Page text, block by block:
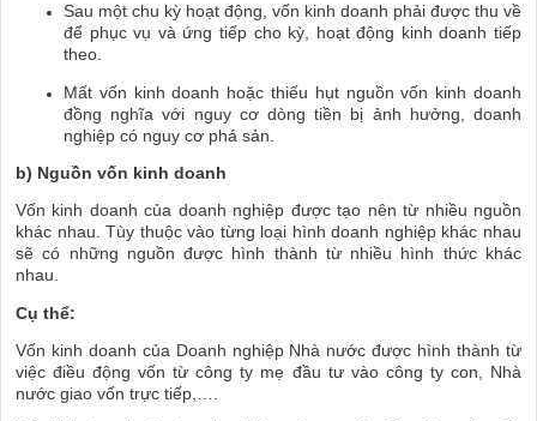
Sau một chu kỳ hoạt động, vốn kinh doanh phải được thu về
để phục vụ và ứng tiếp cho kỳ, hoạt động kinh doanh tiếp
theo.
Mất vốn kinh doanh hoặc thiếu hụt nguồn vốn kinh doanh
đồng nghĩa với nguy cơ dòng tiền bị ảnh hưởng, doanh
nghiệp có nguy cơ phá sản.
b) Nguồn vốn kinh doanh
Vốn kinh doanh của doanh nghiệp được tạo nên từ nhiều nguồn
khác nhau. Tùy thuộc vào từng loại hình doanh nghiệp khác nhau
sẽ có những nguồn được hình thành từ nhiều hình thức khác
nhau.
Cụ thể:
Vốn kinh doanh của Doanh nghiệp Nhà nước được hình thành từ
việc điều động vốn từ công ty mẹ đầu tư vào công ty con, Nhà
nước giao vốn trực tiếp,….